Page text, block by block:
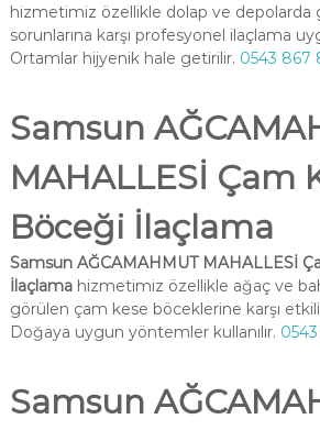
hizmetimiz özellikle dolap ve depolarda
sorunlarına karşı profesyonel ilaçlama
Ortamlar hijyenik hale getirilir. 0543 867
Samsun
MAHALLESİ Çam
Böceği İlaçlama
Samsun AĞCAMAHMUT MAHALLESİ
İlaçlamahizmetimiz özellikle ağaç ve
görülen çam kese böceklerine karşı
Doğaya uygun yöntemler kullanılır.
Samsun